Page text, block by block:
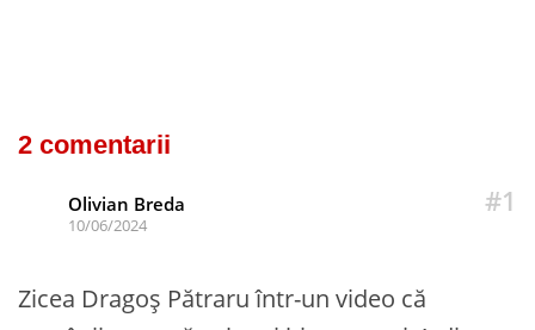
2 comentarii
#1
Olivian Breda
10/06/2024
Zicea Dragoș Pătraru într-un video că